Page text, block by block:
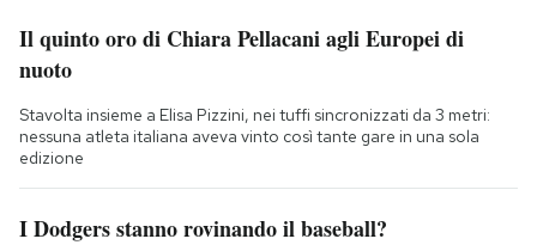
Il quinto oro di Chiara Pellacani agli Europei di
nuoto
Stavolta insieme a Elisa Pizzini, nei tuffi sincronizzati da 3 metri:
nessuna atleta italiana aveva vinto così tante gare in una sola
edizione
I Dodgers stanno rovinando il baseball?